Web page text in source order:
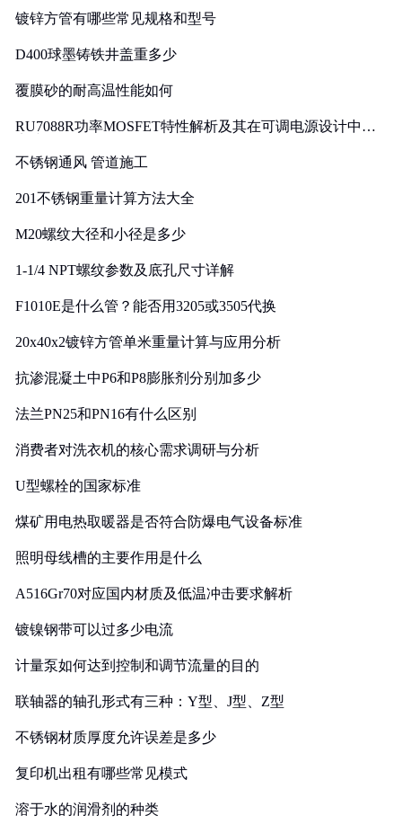
镀锌方管有哪些常见规格和型号
D400球墨铸铁井盖重多少
覆膜砂的耐高温性能如何
RU7088R功率MOSFET特性解析及其在可调电源设计中的
不锈钢通风 管道施工
201不锈钢重量计算方法大全
M20螺纹大径和小径是多少
1-1/4 NPT螺纹参数及底孔尺寸详解
F1010E是什么管？能否用3205或3505代换
20x40x2镀锌方管单米重量计算与应用分析
抗渗混凝土中P6和P8膨胀剂分别加多少
法兰PN25和PN16有什么区别
消费者对洗衣机的核心需求调研与分析
U型螺栓的国家标准
煤矿用电热取暖器是否符合防爆电气设备标准
照明母线槽的主要作用是什么
A516Gr70对应国内材质及低温冲击要求解析
镀镍钢带可以过多少电流
计量泵如何达到控制和调节流量的目的
联轴器的轴孔形式有三种：Y型、J型、Z型
不锈钢材质厚度允许误差是多少
复印机出租有哪些常见模式
溶于水的润滑剂的种类